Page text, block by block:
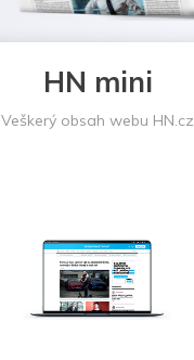
HN mini
Veškerý obsah webu HN.cz